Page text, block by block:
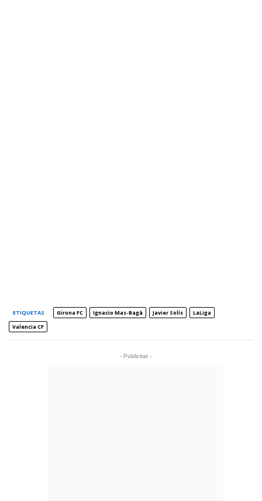
ETIQUETAS Girona FC Ignacio Mas-Bagà Javier Solís
LaLiga
Valencia CF
- Publicitat -